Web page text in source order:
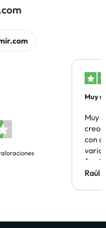
Muy
Muy
creo
con
Hotel
Raúl